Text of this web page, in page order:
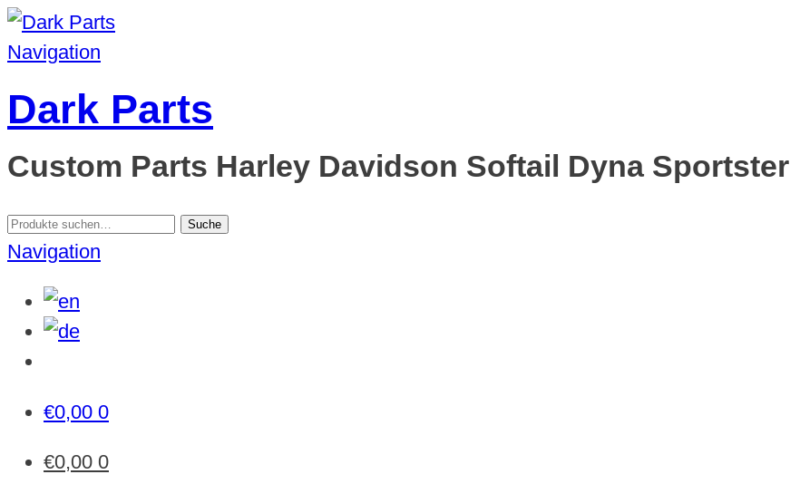
Navigation
Dark Parts
Custom Parts Harley Davidson Softail Dyna Sportster
Suche
nach:
Suche
Navigation
€0,00 0
€0,00 0